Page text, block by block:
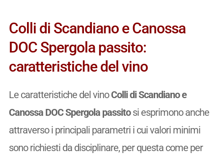
Colli di Scandiano e Canossa
DOC Spergola passito:
caratteristiche del vino
Le caratteristiche del vinoColli di Scandiano e
Canossa DOC Spergola passitosi esprimono anche
attraverso i principali parametri i cui valori minimi
sono richiesti da disciplinare, per questa come per